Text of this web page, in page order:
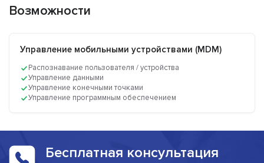
Возможности
Управление мобильными устройствами (MDM)
Распознавание пользователя / устройства
Управление данными
Управление конечными точками
Управление программным обеспечением
Бесплатная консультация